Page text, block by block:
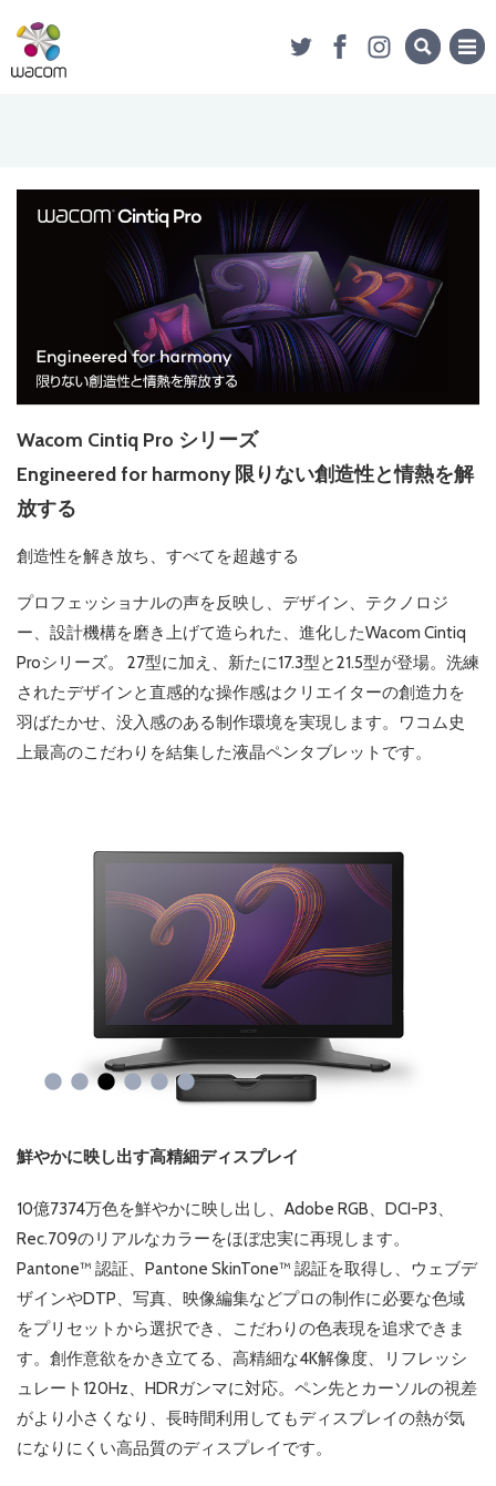
Wacom Cintiq Pro シリーズ
Engineered for harmony 限りない創造性と情熱を解
放する
創造性を解き放ち、すべてを超越する
プロフェッショナルの声を反映し、デザイン、テクノロジ
ー、設計機構を磨き上げて造られた、進化したWacom Cintiq
Proシリーズ。 27型に加え、新たに17.3型と21.5型が登場。洗練
されたデザインと直感的な操作感はクリエイターの創造力を
羽ばたかせ、没入感のある制作環境を実現します。ワコム史
上最高のこだわりを結集した液晶ペンタブレットです。
鮮やかに映し出す高精細ディスプレイ
10億7374万色を鮮やかに映し出し、Adobe RGB、DCI-P3、
Rec.709のリアルなカラーをほぼ忠実に再現します。
Pantone™ 認証、Pantone SkinTone™ 認証を取得し、ウェブデ
ザインやDTP、写真、映像編集などプロの制作に必要な色域
をプリセットから選択でき、こだわりの色表現を追求できま
す。創作意欲をかき立てる、高精細な4K解像度、リフレッシ
ュレート120Hz、HDRガンマに対応。ペン先とカーソルの視差
がより小さくなり、長時間利用してもディスプレイの熱が気
になりにくい高品質のディスプレイです。